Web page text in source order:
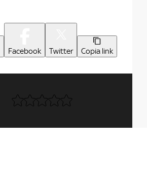
Facebook Twitter Copia link